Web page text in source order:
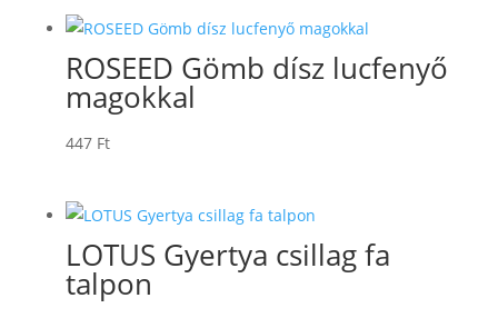
ROSEED Gömb dísz lucfenyő
magokkal
447 Ft
LOTUS Gyertya csillag fa
talpon